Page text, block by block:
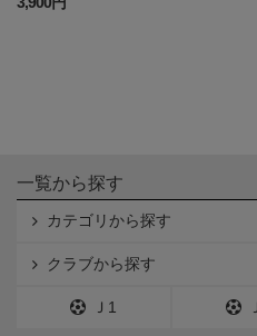
一覧から探す
カテゴリから探す
クラブから探す
Ｊ1